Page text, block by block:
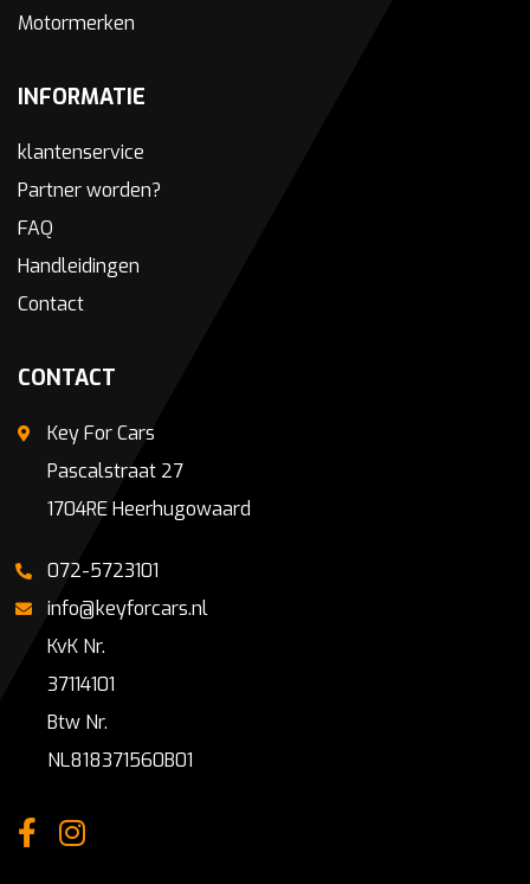
Motormerken
INFORMATIE
klantenservice
Partner worden?
FAQ
Handleidingen
Contact
CONTACT
Key For Cars
Pascalstraat 27
1704RE Heerhugowaard
072-5723101
info@keyforcars.nl
KvK Nr.
37114101
Btw Nr.
NL818371560B01